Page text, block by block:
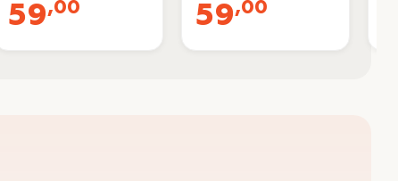
59,00 59,00